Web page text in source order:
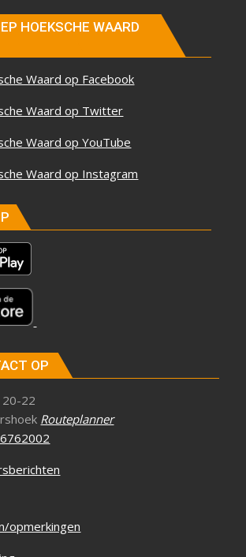
HOEKSCHE WAARD
Waard op Facebook
Waard op Twitter
Waard op YouTube
Waard op Instagram
OP
20-22
Routeplanner
opmerkingen